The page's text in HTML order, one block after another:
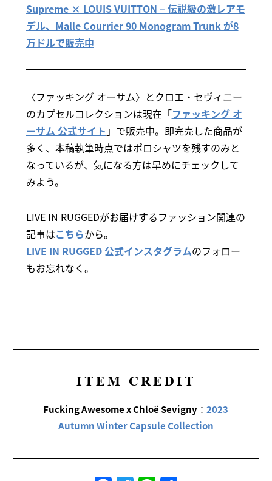
Supreme × LOUIS VUITTON – 伝説級の激レアモ
デル、Malle Courrier 90 Monogram Trunk が8
万ドルで販売中
〈ファッキング オーサム〉とクロエ・セヴィニー
のカプセルコレクションは現在「ファッキング オ
ーサム 公式サイト 」で販売中。即完売した商品が
多く、本稿執筆時点ではポロシャツを残すのみと
なっているが、気になる方は早めにチェックして
みよう。
LIVE IN RUGGEDがお届けするファッション関連の
記事はこちらから。
LIVE IN RUGGED 公式インスタグラムのフォロー
もお忘れなく。
ITEM CREDIT
Fucking Awesome x Chloë Sevigny ：2023
Autumn Winter Capsule Collection